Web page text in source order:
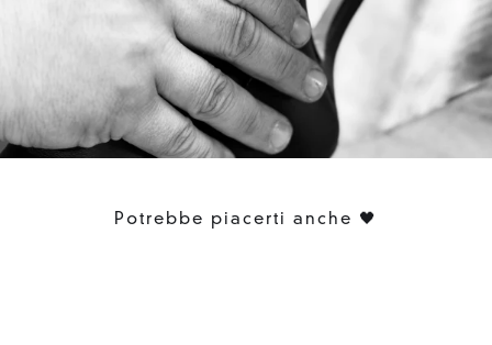
Potrebbe piacerti anche 🖤